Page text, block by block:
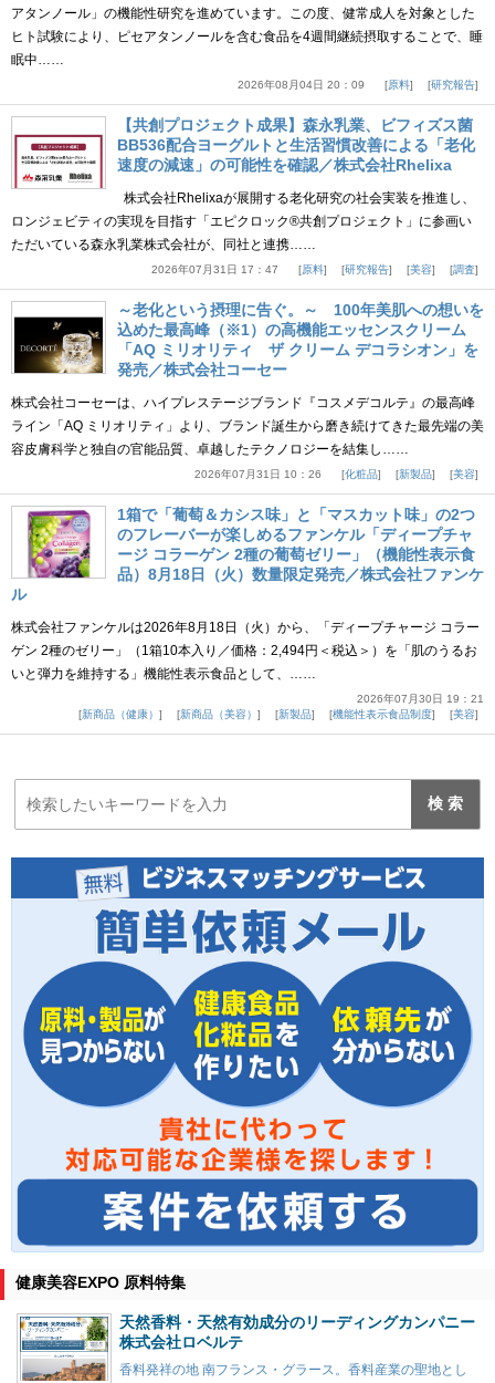
アタンノール」の機能性研究を進めています。この度、健常成人を対象とした
ヒト試験により、ピセアタンノールを含む食品を4週間継続摂取することで、睡
眠中……
2026年08月04日 20：09 原料 研究報告
【共創プロジェクト成果】森永乳業、ビフィズス菌
BB536配合ヨーグルトと生活習慣改善による「老化
速度の減速」の可能性を確認／株式会社Rhelixa
株式会社Rhelixaが展開する老化研究の社会実装を推進し、
ロンジェビティの実現を目指す「エピクロック®共創プロジェクト」に参画い
ただいている森永乳業株式会社が、同社と連携……
2026年07月31日 17：47 原料 研究報告 美容 調査
～老化という摂理に告ぐ。～ 100年美肌への想いを
込めた最高峰（※1）の高機能エッセンスクリーム
「AQ ミリオリティ ザ クリーム デコラシオン」を
発売／株式会社コーセー
株式会社コーセーは、ハイプレステージブランド『コスメデコルテ』の最高峰
ライン「AQ ミリオリティ」より、ブランド誕生から磨き続けてきた最先端の美
容皮膚科学と独自の官能品質、卓越したテクノロジーを結集し……
2026年07月31日 10：26 化粧品 新製品 美容
1箱で「葡萄＆カシス味」と「マスカット味」の2つ
のフレーバーが楽しめるファンケル「ディープチャ
ージ コラーゲン 2種の葡萄ゼリー」（機能性表示食
品）8月18日（火）数量限定発売／株式会社ファンケ
ル
株式会社ファンケルは2026年8月18日（火）から、「ディープチャージ コラー
ゲン 2種のゼリー」（1箱10本入り／価格：2,494円＜税込＞）を「肌のうるお
いと弾力を維持する」機能性表示食品として、……
2026年07月30日 19：21
新商品（健康）
新商品（美容） 新製品 機能性表示食品制度 美容
健康美容EXPO 原料特集
天然香料・天然有効成分のリーディングカンパニー
株式会社ロベルテ
香料発祥の地 南フランス・グラース。香料産業の聖地とし